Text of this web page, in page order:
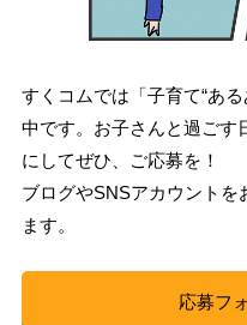
すくコムでは「子育て“あ
中です。お子さんと過ごす
にしてぜひ、ご応募を！
ブログやSNSアカウントを
ます。
応募フ